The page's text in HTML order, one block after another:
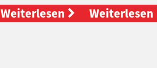
Weiterlesen Weiterlesen